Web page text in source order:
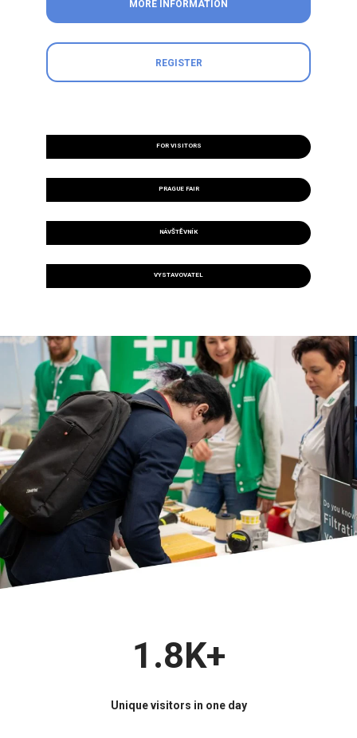
MORE INFORMATION
REGISTER
FOR VISITORS
PRAGUE FAIR
NÁVŠTĚVNÍK
VYSTAVOVATEL
1.8K+
Unique visitors in one day